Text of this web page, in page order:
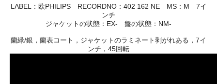
LABEL：欧PHILIPS RECORDNO：402 162 NE MS：M 7イ
ンチ
ジャケットの状態：EX- 盤の状態：NM-
蘭緑/銀，蘭表コート，ジャケットのラミネート剥がれある，7イ
ンチ，45回転